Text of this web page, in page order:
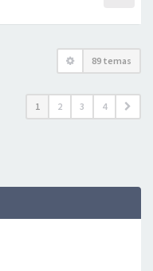
89 temas
1 2 3 4